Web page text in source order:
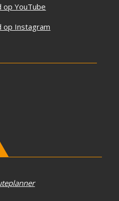
op YouTube
op Instagram